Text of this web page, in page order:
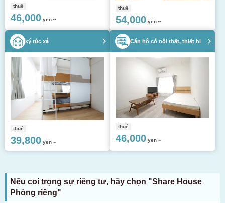
thuê
46,000 yen～
thuê
54,000 yen～
ký túc xá
thuê
39,800 yen～
Căn hộ có nội thất, thiết bị
thuê
46,000 yen～
Nếu coi trọng sự riêng tư, hãy chọn "Share House
Phòng riêng"